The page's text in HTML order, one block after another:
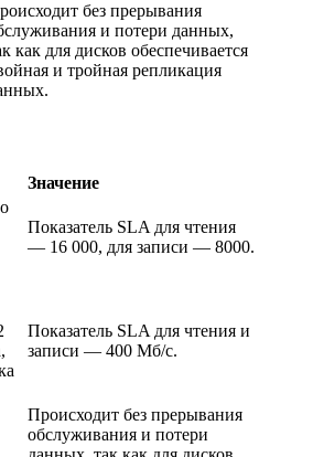
без прерывания
и потери данных,
как для дисков обеспечивается
и тройная репликация
Значение
Показатель SLA для чтения
— 16 000, для записи — 8000.
Показатель SLA для чтения и
записи — 400 Мб/с.
Происходит без прерывания
обслуживания и потери